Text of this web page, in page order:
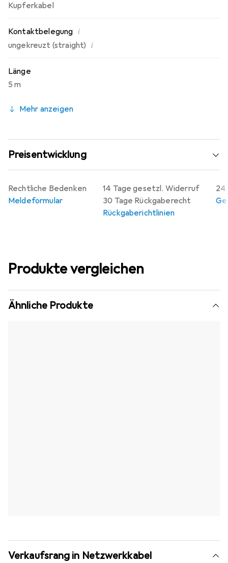
Kupferkabel
Kontaktbelegung i
ungekreuzt (straight) i
Länge
5 m
Mehr anzeigen
Preisentwicklung
14 Tage gesetzl. Widerruf
30 Tage Rückgaberecht
Rückgaberichtlinien
24
Rechtliche Bedenken
Meldeformular
Produkte vergleichen
Ähnliche Produkte
Verkaufsrang in Netzwerkkabel